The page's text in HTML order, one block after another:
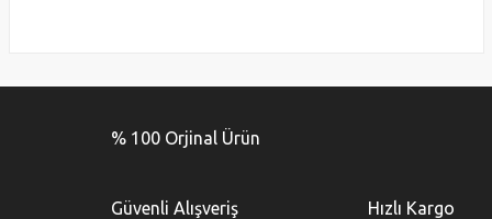
Görüş ve önerileriniz için teşekkür ederiz.
Ürün resmi kalitesiz, bozuk veya görüntülenemiyor.
% 100 Orjinal Ürün
Güvenli Alışveriş Hızlı Kargo